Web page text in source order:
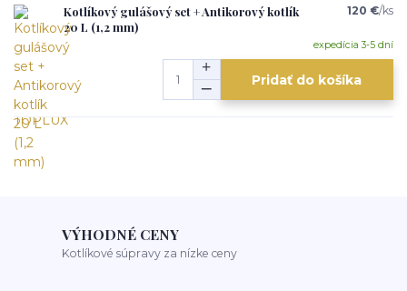
Kotlíkový gulášový set + Antikorový kotlík
20 L (1,2 mm)
120 €/ks
expedícia 3-5 dní
Pridať do košíka
VÝHODNÉ CENY
Kotlíkové súpravy za nízke ceny